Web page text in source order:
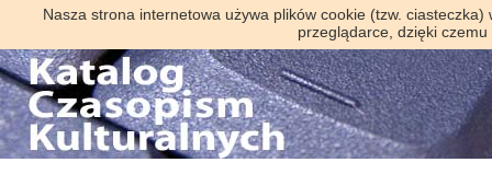
Nasza strona internetowa używa plików cookie (tzw.
przeglądarce, dzięki